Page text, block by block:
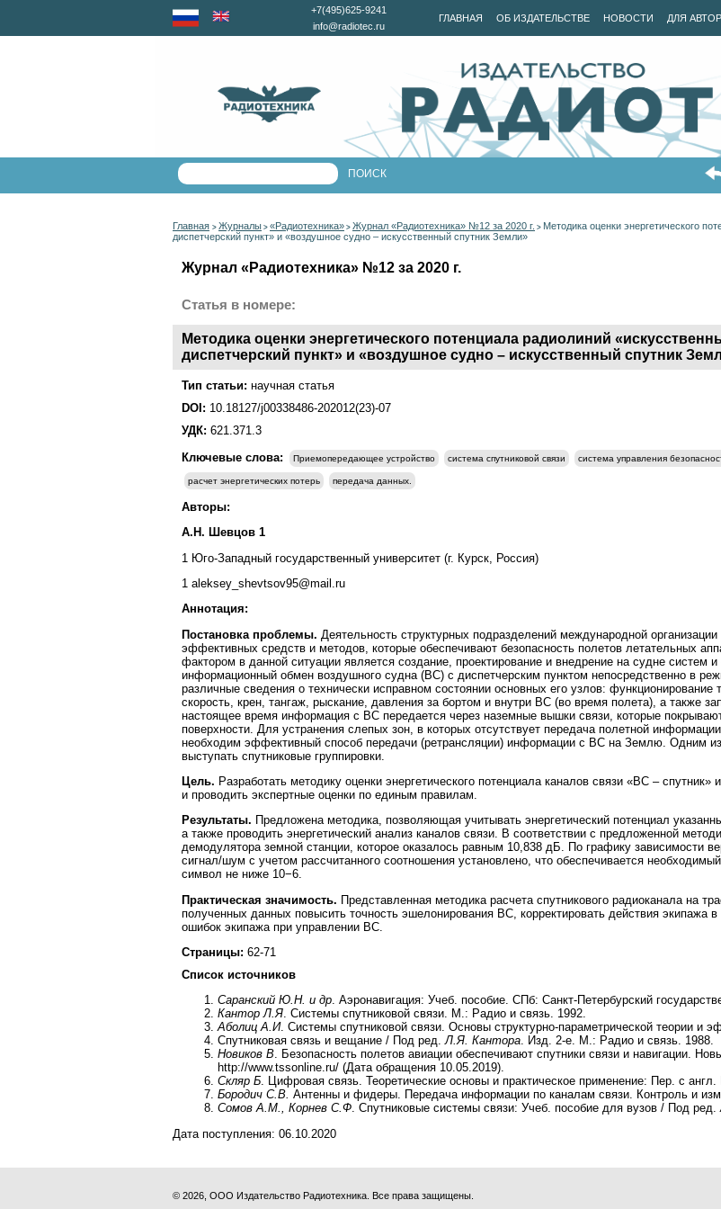
ГЛАВНАЯ ОБ ИЗДАТЕЛЬСТВЕ НОВОСТИ ДЛЯ
+7(495)625-9241
info@radiotec.ru
Главная > Журналы > «Радиотехника» > Журнал «Радиотехника» №12 за 2020 г. > Методика оценки энергетического
диспетчерский пункт» и «воздушное судно – искусственный спутник Земли»
Журнал «Радиотехника» №12 за 2020 г.
Статья в номере:
Методика оценки энергетического потенциала радиолиний
диспетчерский пункт» и «воздушное судно – искусственный спутник
Тип статьи: научная статья
DOI: 10.18127/j00338486-202012(23)-07
УДК: 621.371.3
Ключевые слова:
Приемопередающее устройство система спутниковой связи система управления
расчет энергетических потерь передача данных.
Авторы:
А.Н. Шевцов 1
1 Юго-Западный государственный университет (г. Курск, Россия)
1 aleksey_shevtsov95@mail.ru
Аннотация:
Постановка проблемы. Деятельность структурных подразделений международной
эффективных средств и методов, которые обеспечивают безопасность полетов летательных
фактором в данной ситуации является создание, проектирование и внедрение на судне систем
информационный обмен воздушного судна (ВС) с диспетчерским пунктом непосредственно в
различные сведения о технически исправном состоянии основных его узлов: функционирование
скорость, крен, тангаж, рыскание, давления за бортом и внутри ВС (во время полета), а также
настоящее время информация с ВС передается через наземные вышки связи, которые
поверхности. Для устранения слепых зон, в которых отсутствует передача полетной
необходим эффективный способ передачи (ретрансляции) информации с ВС на Землю. Одним
выступать спутниковые группировки.
Цель. Разработать методику оценки энергетического потенциала каналов связи «ВС –
и проводить экспертные оценки по единым правилам.
Результаты. Предложена методика, позволяющая учитывать энергетический потенциал
а также проводить энергетический анализ каналов связи. В соответствии с предложенной
демодулятора земной станции, которое оказалось равным 10,838 дБ. По графику зависимости
сигнал/шум с учетом рассчитанного соотношения установлено, что обеспечивается
символ не ниже 10−6.
Практическая значимость. Представленная методика расчета спутникового радиоканала на
полученных данных повысить точность эшелонирования ВС, корректировать действия экипажа
ошибок экипажа при управлении ВС.
Страницы: 62-71
Список источников
Саранский Ю.Н. и др. Аэронавигация: Учеб. пособие. СПб: Санкт-Петербурский
Кантор Л.Я. Системы спутниковой связи. М.: Радио и связь. 1992.
Аболиц А.И. Системы спутниковой связи. Основы структурно-параметрической теории и
Спутниковая связь и вещание / Под ред.Л.Я. Кантора. Изд. 2-е. М.: Радио и связь. 1988.
Новиков В. Безопасность полетов авиации обеспечивают спутники связи и навигации.
http://www.tssonline.ru/ (Дата обращения 10.05.2019).
Скляр Б. Цифровая связь. Теоретические основы и практическое применение: Пер. с
Бородич С.В. Антенны и фидеры. Передача информации по каналам связи. Контроль и
Сомов А.М., Корнев С.Ф. Спутниковые системы связи: Учеб. пособие для вузов / Под ред.
Дата поступления: 06.10.2020
© 2026, ООО Издательство Радиотехника. Все права защищены.